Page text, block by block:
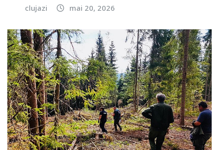
clujazi mai 20, 2026